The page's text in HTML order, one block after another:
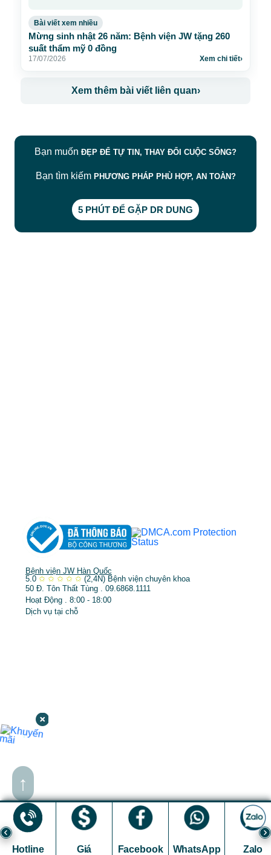
Bài viết xem nhiều
Mừng sinh nhật 26 năm: Bệnh viện JW tặng 260
suất thẩm mỹ 0 đồng
17/07/2026 Xem chi tiết›
Xem thêm bài viết liên quan›
Bạn muốn ĐẸP ĐỂ TỰ TIN, THAY ĐỔI CUỘC SỐNG?
Bạn tìm kiếm PHƯƠNG PHÁP PHÙ HỢP, AN TOÀN?
5 PHÚT ĐỂ GẶP DR DUNG
Hotline Giá Facebook WhatsApp Zalo
↑
Bệnh viện JW Hàn Quốc
5.0 ✩ ✩ ✩ ✩ ✩ (2,4N) Bệnh viện chuyên khoa
50 Đ. Tôn Thất Tùng . 09.6868.1111
Hoạt Động . 8:00 - 18:00
Dịch vụ tại chỗ